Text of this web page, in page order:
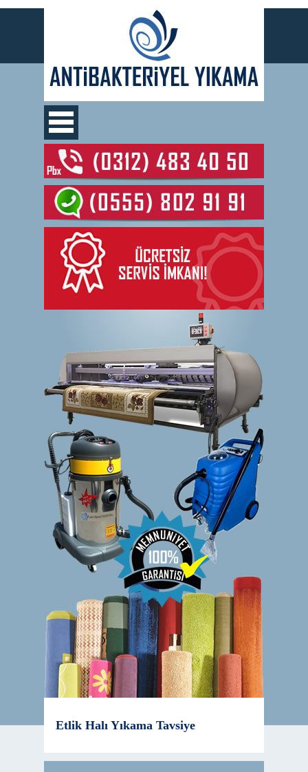
Etlik Halı Yıkama Tavsiye